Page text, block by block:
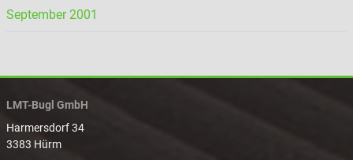
September 2001
LMT-Bugl GmbH
Harmersdorf 34
3383 Hürm